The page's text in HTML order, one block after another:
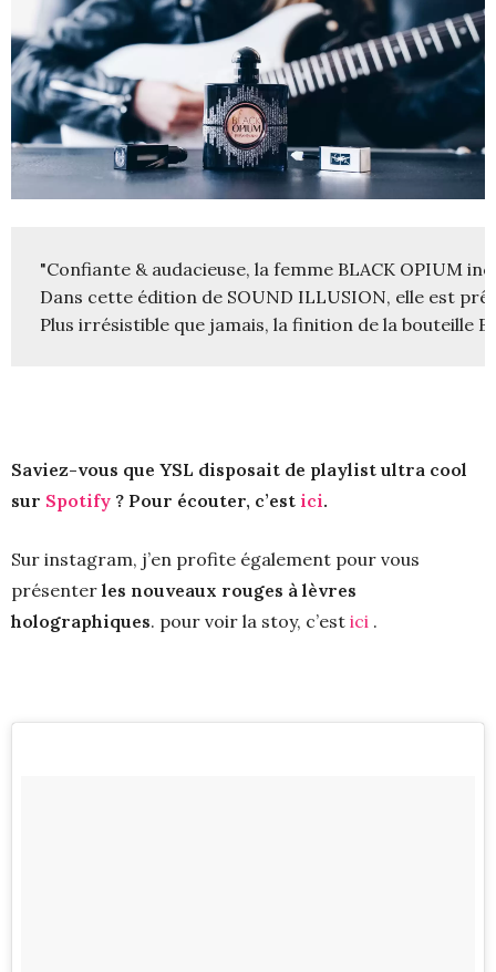
"Confiante & audacieuse, la femme BLACK OPIUM
Dans cette édition de SOUND ILLUSION, elle est
Plus irrésistible que jamais, la finition de la bouteille
Saviez-vous que YSL disposait de playlist ultra cool
sur Spotify ? Pour écouter, c’est ici.
Sur instagram, j’en profite également pour vous
présenter les nouveaux rouges à lèvres
holographiques. pour voir la stoy, c’est ici .